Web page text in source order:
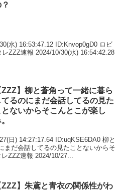
水) 16:53:47.12 ID:Knvop0gD0 ロビ
ZZZ速報 2024/10/30(水) 16:54:42.28
ZZZ】柳と蒼角って一緒に暮ら
てるのにまだ会話してるの見た
とないからそこんとこが楽し
日) 14:27:17.64 ID:uqKSE6DA0 柳と
まだ会話してるの見たことないからそ
ZZZ速報 2024/10/27...
ZZZ】朱鳶と青衣の関係性がわ